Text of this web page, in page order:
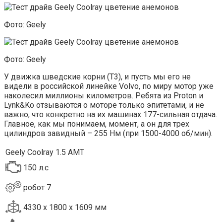
Фото: Geely
Фото: Geely
У движка шведские корни (Т3), и пусть мы его не
видели в российской линейке Volvo, по миру мотор уже
наколесил миллионы километров. Ребята из Proton и
Lynk&Ko отзываются о моторе только эпитетами, и не
важно, что конкретно на их машинах 177-сильная отдача.
Главное, как мы понимаем, момент, а он для трех
цилиндров завидный – 255 Нм (при 1500-4000 об/мин).
Geely Coolray 1.5 AMT
150 л.с
робот 7
4330 x 1800 x 1609 мм